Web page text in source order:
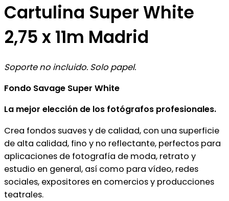
Cartulina Super White
2,75 x 11m Madrid
Soporte no incluido. Solo papel.
Fondo Savage Super White
La mejor elección de los fotógrafos profesionales.
Crea fondos suaves y de calidad, con una superficie
de alta calidad, fino y no reflectante, perfectos para
aplicaciones de fotografía de moda, retrato y
estudio en general, así como para vídeo, redes
sociales, expositores en comercios y producciones
teatrales.